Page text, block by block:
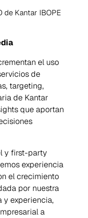
de Kantar IBOPE
el uso
de
targeting,
de Kantar
que aportan
y first-party
experiencia
el crecimiento
por nuestra
y experiencia,
a